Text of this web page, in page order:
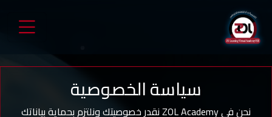
سياسة الخصوصية
نحن في ZOL Academy نقدر خصوصيتك ونلتزم بحماية بياناتك